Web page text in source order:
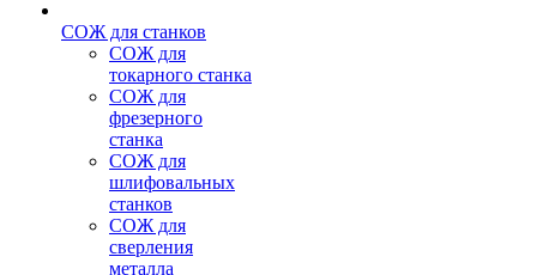
СОЖ для станков
СОЖ для
токарного станка
СОЖ для
фрезерного
станка
СОЖ для
шлифовальных
станков
СОЖ для
сверления
металла